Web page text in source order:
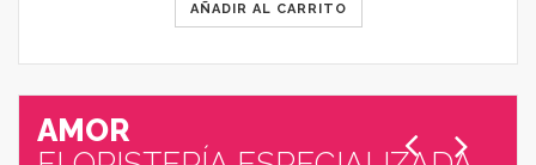
AÑADIR AL CARRITO
AMOR